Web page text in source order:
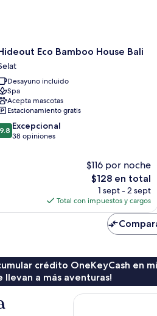
Eco Bamboo House Bali
Desayuno incluido
Spa
Acepta mascotas
Estacionamiento gratis
9.8 Excepcional
38 opiniones
$116 por noche
El
precio
actual
es
$128 en total
1 sept - 2 sept
Total con impuestos y cargos
crédito OneKeyCash en
llevan a más aventuras!